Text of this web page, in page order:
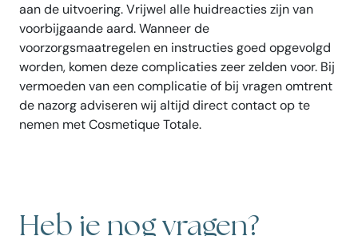
aan de uitvoering. Vrijwel alle huidreacties zijn van
voorbijgaande aard. Wanneer de
voorzorgsmaatregelen en instructies goed opgevolgd
worden, komen deze complicaties zeer zelden voor. Bij
vermoeden van een complicatie of bij vragen omtrent
de nazorg adviseren wij altijd direct contact op te
nemen met Cosmetique Totale.
Heb je nog vragen?